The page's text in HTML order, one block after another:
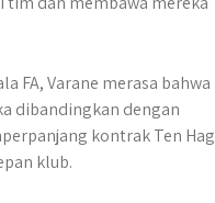
FA, Varane merasa bahwa
dibandingkan dengan
kontrak Ten Hag
klub.